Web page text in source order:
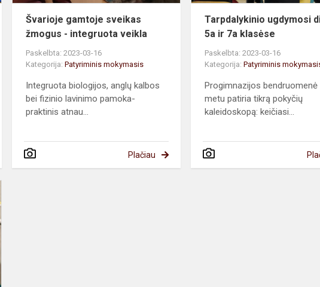
Švarioje gamtoje sveikas
žmogus - integruota veikla
Paskelbta: 2023-03-16
Kategorija:Patyriminis mokymasis
Integruota biologijos, anglų kalbos
bei fizinio lavinimo pamoka-
praktinis atnau...
Plačiau
Tarpdalykinio ugdymosi
5a ir 7a klasėse
Paskelbta: 2023-03-16
Kategorija:Patyriminis
Progimnazijos bendruomenė
metu patiria tikrą pokyčių
kaleidoskopą: keičiasi...
mokymosi
„Tiltai